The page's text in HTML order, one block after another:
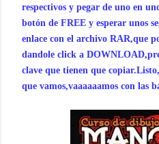
respectivos y pegar de uno en
botón de FREE y esperar unos
enlace con el archivo RAR,que
dandole click a
clave que tienen que
que vamos,vaaaaaamos con